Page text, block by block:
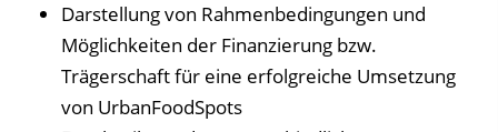
Darstellung von Rahmenbedingungen und
Möglichkeiten der Finanzierung bzw.
Trägerschaft für eine erfolgreiche Umsetzung
von UrbanFoodSpots